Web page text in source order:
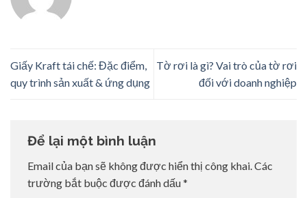
Giấy Kraft tái chế: Đặc điểm,
quy trình sản xuất & ứng dụng
Tờ rơi là gì? Vai trò của tờ rơi
đối với doanh nghiệp
Để lại một bình luận
Email của bạn sẽ không được hiển thị công khai.Các
trường bắt buộc được đánh dấu*